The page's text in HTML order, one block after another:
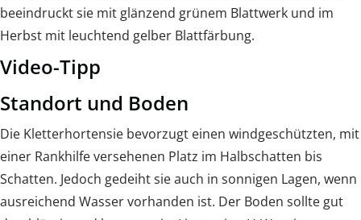
beeindruckt sie mit glänzend grünem Blattwerk und im
Herbst mit leuchtend gelber Blattfärbung.
Video-Tipp
Standort und Boden
Die Kletterhortensie bevorzugt einen windgeschützten, mit
einer Rankhilfe versehenen Platz im Halbschatten bis
Schatten. Jedoch gedeiht sie auch in sonnigen Lagen, wenn
ausreichend Wasser vorhanden ist. Der Boden sollte gut